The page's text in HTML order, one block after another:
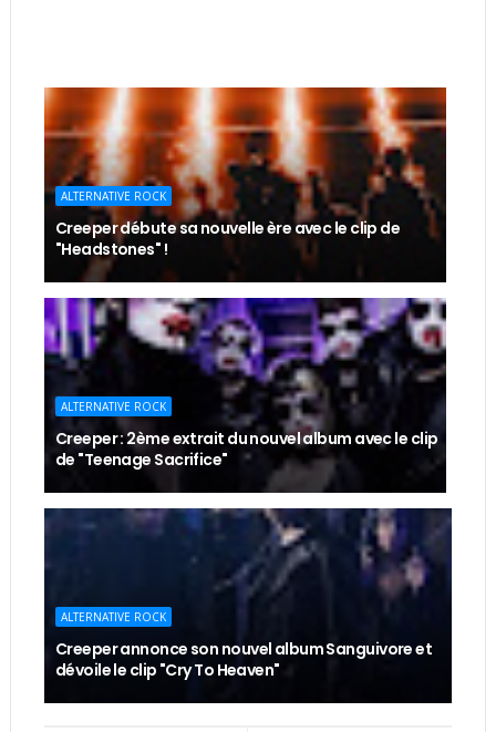
ALTERNATIVE ROCK
Creeper débute sa nouvelle ère avec le clip de
"Headstones" !
ALTERNATIVE ROCK
Creeper : 2ème extrait du nouvel album avec le clip
de "Teenage Sacrifice"
ALTERNATIVE ROCK
Creeper annonce son nouvel album Sanguivore et
dévoile le clip "Cry To Heaven"